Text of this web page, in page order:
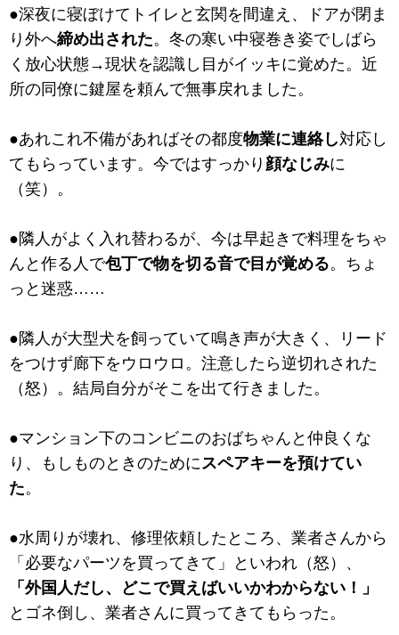
●深夜に寝ぼけてトイレと玄関を間違え、ドアが閉ま
り外へ締め出された。冬の寒い中寝巻き姿でしばら
く放心状態→現状を認識し目がイッキに覚めた。近
所の同僚に鍵屋を頼んで無事戻れました。
●あれこれ不備があればその都度物業に連絡し対応し
てもらっています。今ではすっかり 顔なじみに
（笑）。
●隣人がよく入れ替わるが、今は早起きで料理をちゃ
んと作る人で包丁で物を切る音で目が覚める。ちょ
っと迷惑……
●隣人が大型犬を飼っていて鳴き声が大きく、リード
をつけず廊下をウロウロ。注意したら逆切れされた
（怒）。結局自分がそこを出て行きました。
●マンション下のコンビニのおばちゃんと仲良くな
り、もしものときのためにスペアキーを預けてい
た。
●水周りが壊れ、修理依頼したところ、業者さんから
「必要なパーツを買ってきて」といわれ（怒）、
「外国人だし、どこで買えばいいかわからない！」
とゴネ倒し、業者さんに買ってきてもらった。